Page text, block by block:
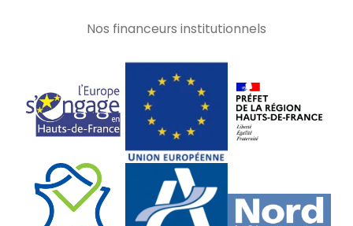
Nos financeurs institutionnels